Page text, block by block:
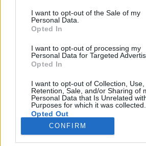
I want to opt-out of the Sale of my
Personal Data.
Opted In
I want to opt-out of processing my
Personal Data for Targeted
Opted In
I want to opt-out of Collection, Use,
Retention, Sale, and/or Sharing of
Personal Data that Is Unrelated
Purposes for which it was collected.
Opted Out
CONFIRM
Dionysos
Großmeister eines Forums
Beiträge:
Trampeltier
Laufenlerner
Amokmika
Allwissendes Orakel , männlich
Beiträge: 4.137 Zustimmungen: 3.250
KIllForChill
Admiral des Forums, männlich